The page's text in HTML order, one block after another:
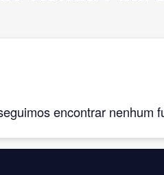
encontrar nenhum